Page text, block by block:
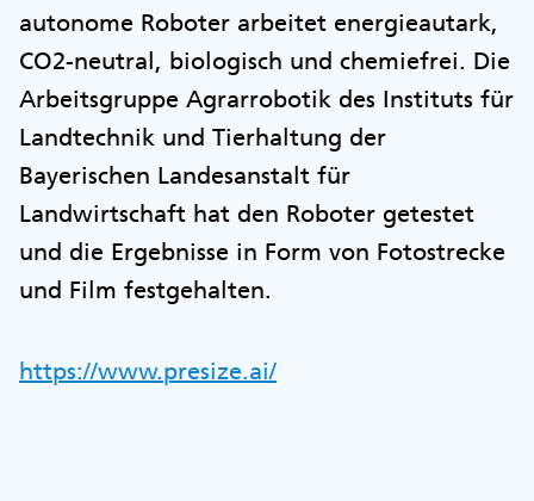
autonome Roboter arbeitet energieautark,
CO2-neutral, biologisch und chemiefrei. Die
Arbeitsgruppe Agrarrobotik des Instituts für
Landtechnik und Tierhaltung der
Bayerischen Landesanstalt für
Landwirtschaft hat den Roboter getestet
und die Ergebnisse in Form von Fotostrecke
und Film festgehalten.
https://www.presize.ai/